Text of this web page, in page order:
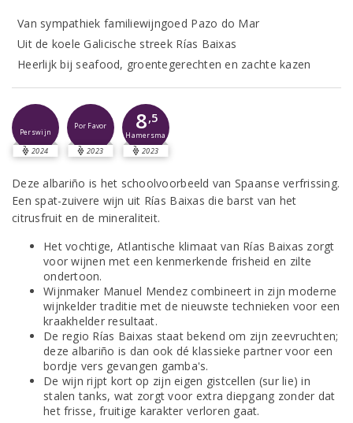
Van sympathiek familiewijngoed Pazo do Mar
Uit de koele Galicische streek Rías Baixas
Heerlijk bij seafood, groentegerechten en zachte kazen
Perswijn
2024
Por Favor
2023
8,5
Hamersma
2023
Deze albariño is het schoolvoorbeeld van Spaanse verfrissing.
Een spat-zuivere wijn uit Rías Baixas die barst van het
citrusfruit en de mineraliteit.
Het vochtige, Atlantische klimaat van Rías Baixas zorgt
voor wijnen met een kenmerkende frisheid en zilte
ondertoon.
Wijnmaker Manuel Mendez combineert in zijn moderne
wijnkelder traditie met de nieuwste technieken voor een
kraakhelder resultaat.
De regio Rías Baixas staat bekend om zijn zeevruchten;
deze albariño is dan ook dé klassieke partner voor een
bordje vers gevangen gamba's.
De wijn rijpt kort op zijn eigen gistcellen (sur lie) in
stalen tanks, wat zorgt voor extra diepgang zonder dat
het frisse, fruitige karakter verloren gaat.